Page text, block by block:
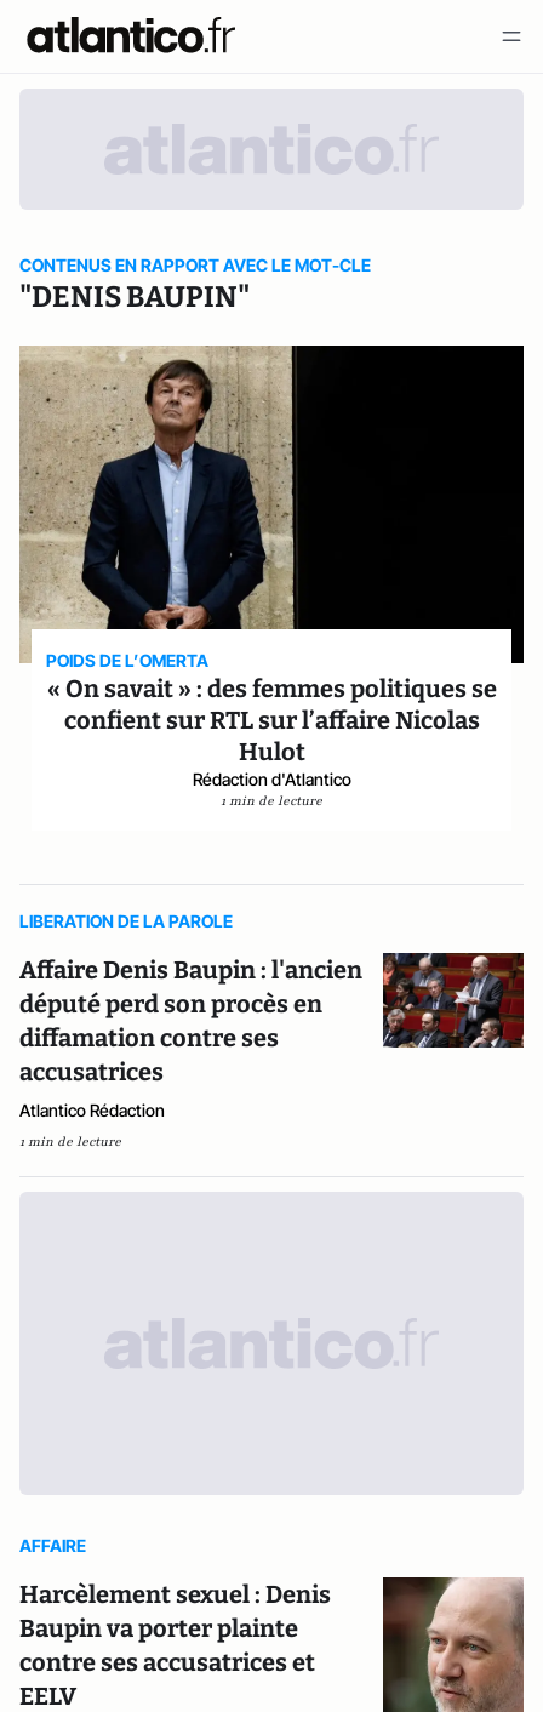
CONTENUS EN RAPPORT AVEC LE MOT-CLE
"DENIS BAUPIN"
POIDS DE L’OMERTA
« On savait » : des femmes politiques se
confient sur RTL sur l’affaire Nicolas
Hulot
Rédaction d'Atlantico
1 min de lecture
LIBERATION DE LA PAROLE
Affaire Denis Baupin : l'ancien
député perd son procès en
diffamation contre ses
accusatrices
Atlantico Rédaction
1 min de lecture
AFFAIRE
Harcèlement sexuel : Denis
Baupin va porter plainte
contre ses accusatrices et
EELV